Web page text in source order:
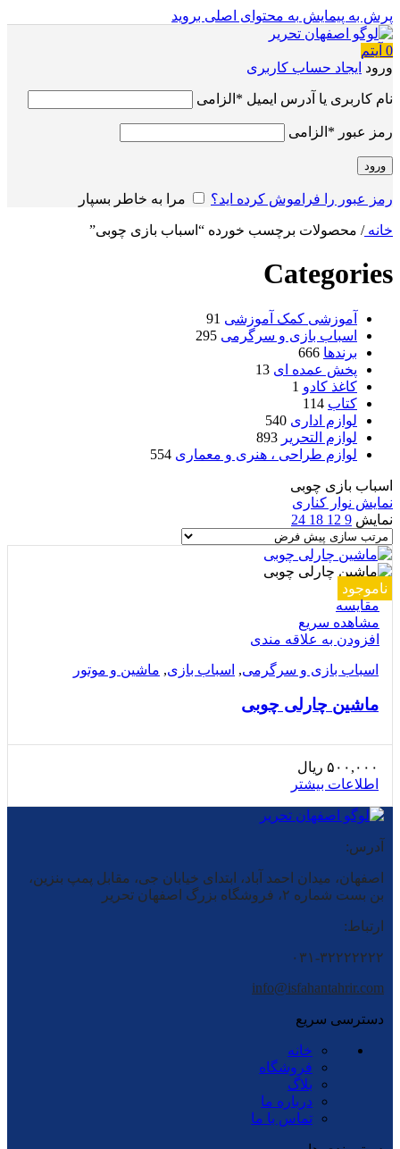
پرش به پیمایش به محتوای اصلی بروید
0 آیتم
ورود ایجاد حساب کاربری
نام کاربری یا آدرس ایمیل * الزامی
رمز عبور * الزامی
ورود
رمز عبور را فراموش کرده اید؟ مرا به خاطر بسپار
خانه/ محصولات برچسب خورده “اسباب بازی چوبی”
Categories
آموزشی کمک آموزشی 91
اسباب بازی و سرگرمی 295
برندها 666
پخش عمده ای 13
کاغذ کادو 1
کتاب 114
لوازم اداری 540
لوازم التحریر 893
لوازم طراحی ، هنری و معماری 554
اسباب بازی چوبی
نمایش نوار کناری
نمایش 9
12
18
24
ناموجود
مقایسه
مشاهده سریع
افزودن به علاقه مندی
اسباب بازی و سرگرمی, اسباب بازی, ماشین و موتور
ماشین چارلی چوبی
۵۰۰,۰۰۰ ریال
اطلاعات بیشتر
آدرس:
اصفهان، میدان احمد آباد، ابتدای خیابان جی، مقابل پمپ بنزین،
بن بست شماره ۲، فروشگاه بزرگ اصفهان تحریر
ارتباط:
۰۳۱-۳۲۲۲۲۲۲۲
info@isfahantahrir.com
دسترسی سریع
خانه
فروشگاه
بلاگ
درباره ما
تماس با ما